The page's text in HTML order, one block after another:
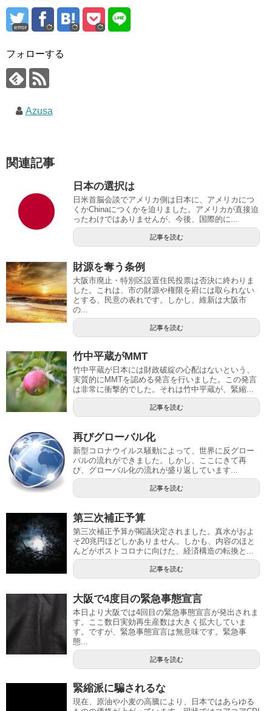
error
フォローする
Azusa
関連記事
日本の選択は
日米首脳会談でアメリカ側は日本に、アメリカにつ
くかChinaにつくかを迫りました。アメリカが直接迫
ったわけではありませんが、今後、国際的に...
記事を読む
財源を奪う条例
大阪市廃止・特別区設置住民投票は否決に終わりま
した。これは、市の財源や権限を府には取られない
とする、民意の表れです。しかし、維新は大阪市
の...
記事を読む
竹中平蔵がMMT
竹中平蔵が日本には財政破綻の心配はないという、
実質的にMMTを認める発言を行いました。この発言
は非常に衝撃的でした。それは竹中平蔵が、緊縮...
記事を読む
再びグローバル化
新型コロナウイルス騒動によって、世界に反グロー
バルの流れができました。しかし、ここにきて再
び、グローバル化の流れが盛り返しています...
記事を読む
第三次補正予算
第三次補正予算が閣議決定されました。真水がおよ
そ20兆円ほどしかありません。しかも、内容のほと
んどがポストコロナに向けた、経済構造の転換と...
記事を読む
大阪で4度目の緊急事態宣言
本日より大阪では4回目の緊急事態宣言が発出されま
す。ここ数日実効再生産数は大きく拡大していま
す。ですが、緊急事態宣言は無意味です。緊急事
態...
記事を読む
緊縮派に騙されるな
現在、原油や小麦の高騰により、日本ではあらゆる